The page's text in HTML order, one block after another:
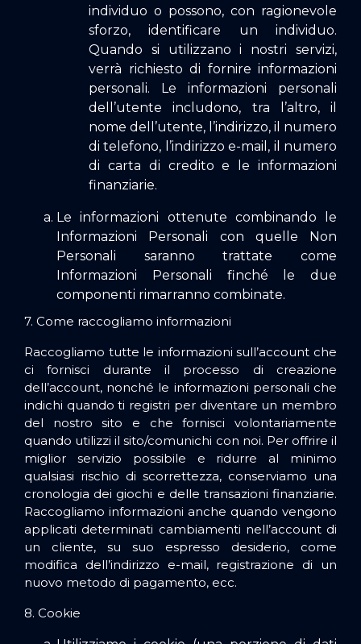
individuo o possono, con ragionevole
sforzo, identificare un individuo.
Quando si utilizzano i nostri servizi,
verrà richiesto di fornire informazioni
personali. Le informazioni personali
dell’utente includono, tra l’altro, il
nome dell’utente, l’indirizzo, il numero
di telefono, l’indirizzo e-mail, il numero
di carta di credito e le informazioni
finanziarie.
Le informazioni ottenute combinando le
Informazioni Personali con quelle Non
Personali saranno trattate come
Informazioni Personali finché le due
componenti rimarranno combinate.
7. Come raccogliamo informazioni
Raccogliamo tutte le informazioni sull’account che
ci fornisci durante il processo di creazione
dell’account, nonché le informazioni personali che
indichi quando ti registri per diventare un membro
del nostro sito e che fornisci volontariamente
quando utilizzi il sito/comunichi con noi. Per offrire il
miglior servizio possibile e ridurre al minimo
qualsiasi rischio di scorrettezza, conserviamo una
cronologia dei giochi e delle transazioni finanziarie.
Raccogliamo informazioni anche quando vengono
applicati determinati cambiamenti nell’account di
un cliente, su suo espresso desiderio, come
modifica dell’indirizzo e-mail, registrazione di un
nuovo metodo di pagamento, ecc.
8. Cookie